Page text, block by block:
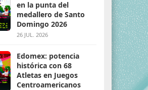
en la punta del
medallero de Santo
Domingo 2026
26 JUL. 2026
Edomex: potencia
histórica con 68
Atletas en Juegos
Centroamericanos